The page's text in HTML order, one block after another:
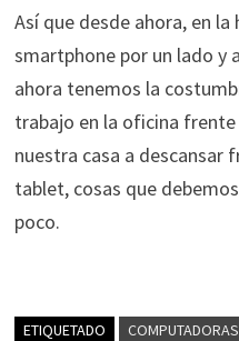
Así que desde ahora, en
smartphone por un lado y
ahora tenemos la
trabajo en la oficina
nuestra casa a
tablet, cosas que
poco.
ETIQUETADO COMPUTADORAS